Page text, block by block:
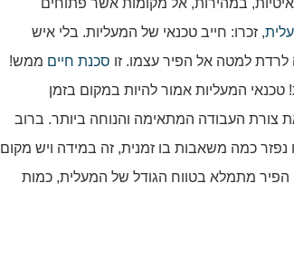
במהירות, אל מקומות אשר פתוחים
, זכרו: חייב טכנאי של המעליות. בלי איש
לרדת למטה אל הפיר עצמו. זו סכנת חיים ממש!
המעליות אמור להיות במקום בזמן
צורת העבודה המתאימה והנוחה ביותר. ברוב
כמה משאבות בו זמנית, זה במידה ויש מקום
מותאמות ל8 עד 12 אנשים. במקרים אלו הפיר מתמלא בטווח הגודל של המעלית, כמות